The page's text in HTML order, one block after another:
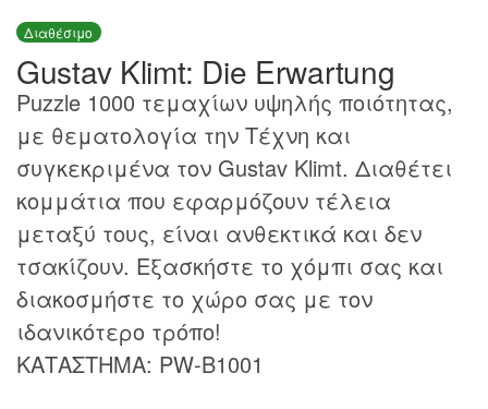
Διαθέσιμο
Gustav Klimt: Die Erwartung
Puzzle 1000 τεμαχίων υψηλής ποιότητας,
με θεματολογία την Τέχνη και
συγκεκριμένα τον Gustav Klimt. Διαθέτει
κομμάτια που εφαρμόζουν τέλεια
μεταξύ τους, είναι ανθεκτικά και δεν
τσακίζουν. Εξασκήστε το χόμπι σας και
διακοσμήστε το χώρο σας με τον
ιδανικότερο τρόπο!
ΚΑΤΑΣΤΗΜΑ: PW-B1001